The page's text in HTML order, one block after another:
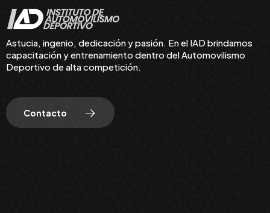
Astucia, ingenio, dedicación y pasión. En el IAD brindamos
capacitación y entrenamiento dentro del Automovilismo
Deportivo de alta competición.
Contacto